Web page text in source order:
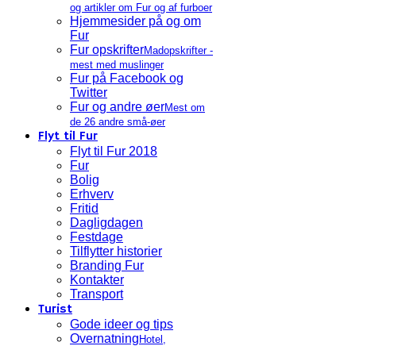
og artikler om Fur og af furboer
Hjemmesider på og om
Fur
Fur opskrifterMadopskrifter -
mest med muslinger
Fur på Facebook og
Twitter
Fur og andre øerMest om
de 26 andre små-øer
Flyt til Fur
Flyt til Fur 2018
Fur
Bolig
Erhverv
Fritid
Dagligdagen
Festdage
Tilflytter historier
Branding Fur
Kontakter
Transport
Turist
Gode ideer og tips
Overnatning Hotel,